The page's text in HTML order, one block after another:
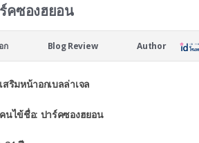
คซองฮยอน
ก Blog Review Author
สริมหน้าอกเบลล่าเจล
นไข้ชื่อ: ปาร์คซองฮยอน